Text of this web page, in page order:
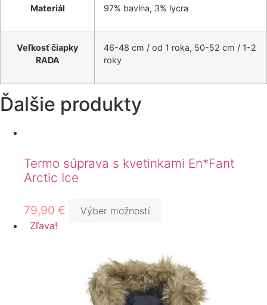
Materiál 97% bavlna, 3% lycra
Veľkosť čiapky
RADA
46-48 cm / od 1 roka, 50-52 cm / 1-2
roky
Ďalšie produkty
Termo súprava s kvetinkami En*Fant
Arctic Ice
79,90 €
Výber možností
Zľava!